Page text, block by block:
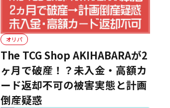
オリパ
The TCG Shop AKIHABARAが2
ヶ月で破産！？未入金・高額カ
ード返却不可の被害実態と計画
倒産疑惑